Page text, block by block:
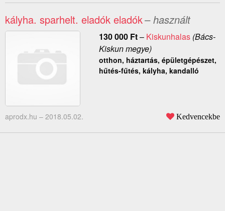
kályha. sparhelt. eladók eladók– használt
130 000 Ft– Kiskunhalas(Bács-
Kiskun megye)
otthon, háztartás, épületgépészet,
hűtés-fűtés, kályha, kandalló
aprodx.hu – 2018.05.02. Kedvencekbe